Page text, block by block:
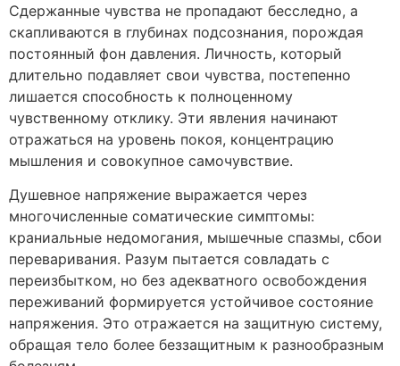
Сдержанные чувства не пропадают бесследно, а
скапливаются в глубинах подсознания, порождая
постоянный фон давления. Личность, который
длительно подавляет свои чувства, постепенно
лишается способность к полноценному
чувственному отклику. Эти явления начинают
отражаться на уровень покоя, концентрацию
мышления и совокупное самочувствие.
Душевное напряжение выражается через
многочисленные соматические симптомы:
краниальные недомогания, мышечные спазмы, сбои
переваривания. Разум пытается совладать с
переизбытком, но без адекватного освобождения
переживаний формируется устойчивое состояние
напряжения. Это отражается на защитную систему,
обращая тело более беззащитным к разнообразным